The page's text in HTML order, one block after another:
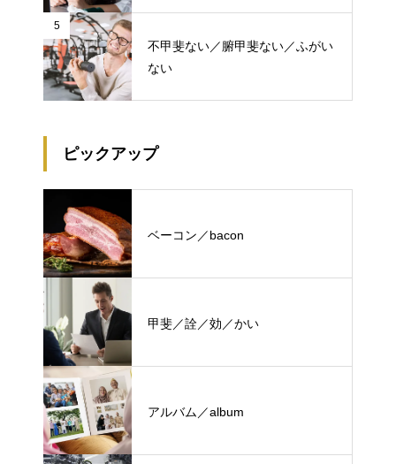
5
不甲斐ない／腑甲斐ない／ふがい
ない
ピックアップ
ベーコン／bacon
甲斐／詮／効／かい
アルバム／album